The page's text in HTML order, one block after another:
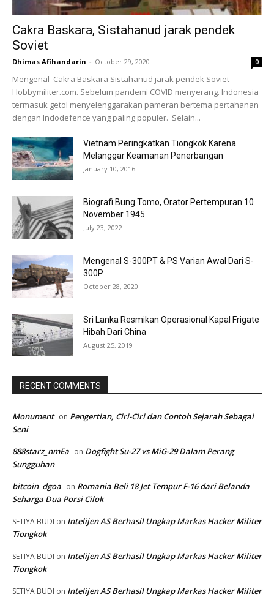
Cakra Baskara, Sistahanud jarak pendek
Soviet
Dhimas Afihandarin - October 29, 2020 0
Mengenal Cakra Baskara Sistahanud jarak pendek Soviet-
Hobbymiliter.com. Sebelum pandemi COVID menyerang. Indonesia
termasuk getol menyelenggarakan pameran bertema pertahanan
dengan Indodefence yang paling populer. Selain...
Vietnam Peringkatkan Tiongkok Karena
Melanggar Keamanan Penerbangan
January 10, 2016
Biografi Bung Tomo, Orator Pertempuran 10
November 1945
July 23, 2022
Mengenal S-300PT & PS Varian Awal Dari S-
300P.
October 28, 2020
Sri Lanka Resmikan Operasional Kapal Frigate
Hibah Dari China
August 25, 2019
RECENT COMMENTS
Monument on Pengertian, Ciri-Ciri dan Contoh Sejarah Sebagai
Seni
888starz_nmEa on Dogfight Su-27 vs MiG-29 Dalam Perang
Sungguhan
bitcoin_dgoa on Romania Beli 18 Jet Tempur F-16 dari Belanda
Seharga Dua Porsi Cilok
SETIYA BUDI on Intelijen AS Berhasil Ungkap Markas Hacker Militer
Tiongkok
SETIYA BUDI on Intelijen AS Berhasil Ungkap Markas Hacker Militer
Tiongkok
SETIYA BUDI on Intelijen AS Berhasil Ungkap Markas Hacker Militer